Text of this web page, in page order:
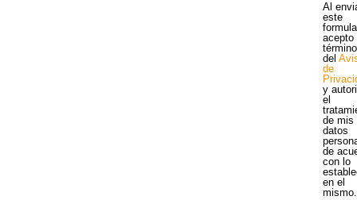
Al
este
acepto
del
de
y
el
de mis
datos
de
con lo
en el
mismo.